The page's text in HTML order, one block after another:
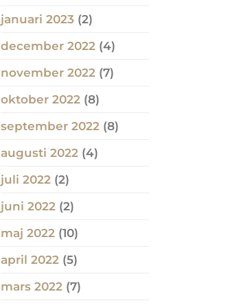
januari 2023 (2)
december 2022(4)
november 2022(7)
oktober 2022(8)
september 2022(8)
augusti 2022(4)
juli 2022(2)
juni 2022(2)
maj 2022(10)
april 2022(5)
mars 2022(7)